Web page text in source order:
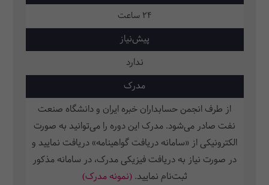
24 ساعت
پیش‌نیاز
ندارد
مدرک
از طرف انجمن حسابداران خبره ایران و دانشگاه صنعت
نفت صادر می‌شود. مدرک این دوره را می‌توانید به صورت
الکترونیکی از «سامانه دریافت گواهینامه» دریافت نمایید و
در صورت نیاز به دریافت فیزیکی مدرک، در سامانه مذکور
ثبت‌نام نمایید.(نمونه مدرک)